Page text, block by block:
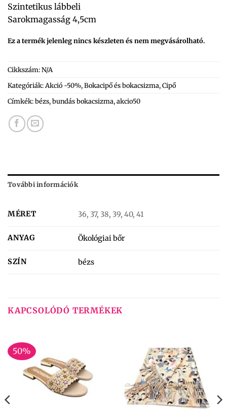
Szintetikus lábbeli
Sarokmagasság 4,5cm
Ez a termék jelenleg nincs készleten és nem megvásárolható.
Cikkszám:N/A
Kategóriák:Akció -50%,Bokacipő és bokacsizma,Cipő
Címkék:bézs,bundás bokacsizma,akcio50
További információk
MÉRET 36, 37, 38, 39, 40, 41
ANYAG Ökológiai bőr
SZÍN bézs
KAPCSOLÓDÓ TERMÉKEK
50%